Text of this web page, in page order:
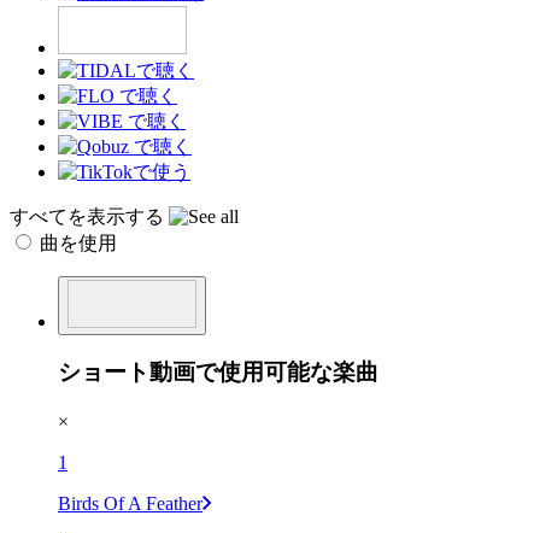
すべてを表示する
曲を使用
ショート動画で使用可能な楽曲
×
1
Birds Of A Feather